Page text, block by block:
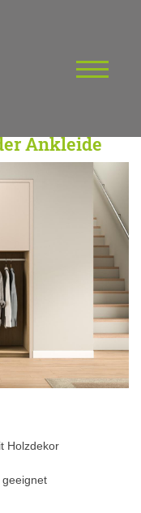
Ankleide
Holzdekor